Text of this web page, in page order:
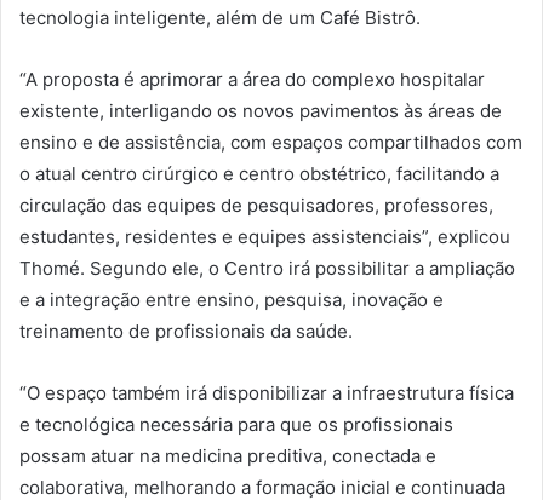
tecnologia inteligente, além de um Café Bistrô.
“A proposta é aprimorar a área do complexo hospitalar
existente, interligando os novos pavimentos às áreas de
ensino e de assistência, com espaços compartilhados com
o atual centro cirúrgico e centro obstétrico, facilitando a
circulação das equipes de pesquisadores, professores,
estudantes, residentes e equipes assistenciais”, explicou
Thomé. Segundo ele, o Centro irá possibilitar a ampliação
e a integração entre ensino, pesquisa, inovação e
treinamento de profissionais da saúde.
“O espaço também irá disponibilizar a infraestrutura física
e tecnológica necessária para que os profissionais
possam atuar na medicina preditiva, conectada e
colaborativa, melhorando a formação inicial e continuada